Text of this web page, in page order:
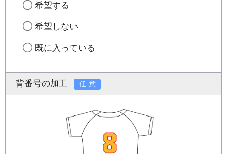
希望する
希望しない
既に入っている
背番号の加工 任意